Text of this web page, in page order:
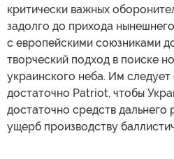
критически важных
задолго до прихода
с европейскими союзниками
творческий подход в поиске
украинского неба. Им следует
достаточно Patriot, чтобы
достаточно средств дальнего
ущерб производству